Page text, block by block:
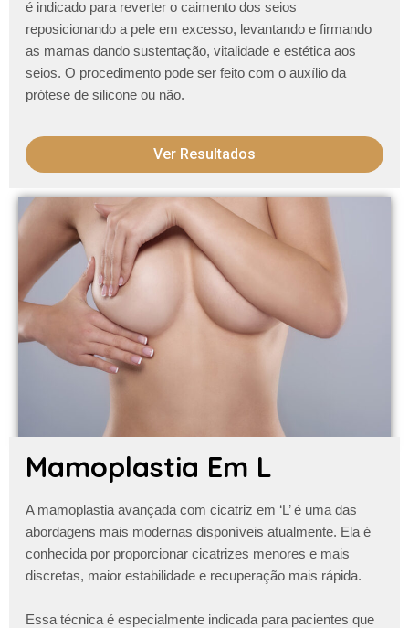
é indicado para reverter o caimento dos seios
reposicionando a pele em excesso, levantando e firmando
as mamas dando sustentação, vitalidade e estética aos
seios. O procedimento pode ser feito com o auxílio da
prótese de silicone ou não.
Ver Resultados
Mamoplastia Em L
A mamoplastia avançada com cicatriz em ‘L’é uma das
abordagens mais modernas disponíveis atualmente. Ela é
conhecida por proporcionar cicatrizes menores e mais
discretas, maior estabilidade e recuperação mais rápida.
Essa técnica é especialmente indicada para pacientes que